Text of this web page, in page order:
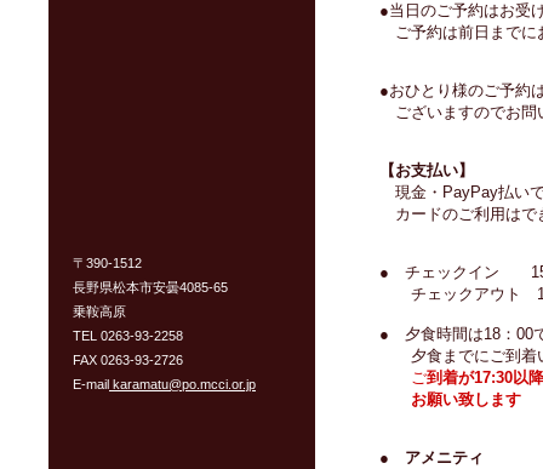
●当日のご予約はお受
ご予約は前日までに
●おひとり様のご予約
ございますのでお問
【お支払い】
現金・PayPay払い
カードのご利用はで
● チェックイン 15
チェックアウト
● 夕食時間は18：00
夕食までにご到着
ご到着が17:30以
お願い致します
● アメニティ
〒390-1512
長野県松本市安曇4085-65
乗鞍高原
TEL 0263-93-2258
FAX 0263-93-2726
E-mail karamatu@po.mcci.or.jp